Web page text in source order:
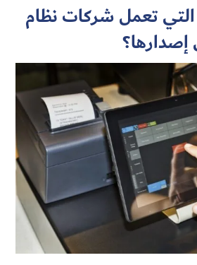
التي تعمل شركات نظام
إصدارها؟